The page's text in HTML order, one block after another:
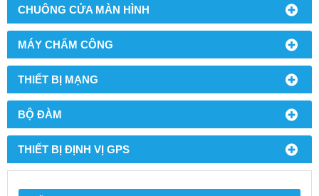
CHUÔNG CỬA MÀN HÌNH
MÁY CHẤM CÔNG
THIẾT BỊ MẠNG
BỘ ĐÀM
THIẾT BỊ ĐỊNH VỊ GPS